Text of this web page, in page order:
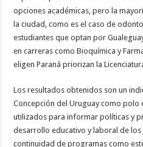
opciones académicas, pero la
la ciudad, como es el caso de
estudiantes que optan por
en carreras como Bioquímica y
eligen Paraná priorizan la
Los resultados obtenidos son un
Concepción del Uruguay como polo
utilizados para informar políticas y
desarrollo educativo y laboral de los
continuidad de programas como